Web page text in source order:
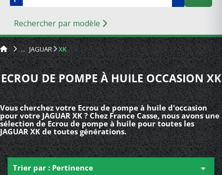
Rechercher par modèle
JAGUAR XK
ECROU DE POMPE À HUILE OCCASION XK
Vous cherchez votre Ecrou de pompe à huile d'occasion
pour votre JAGUAR XK ? Chez France Casse, nous avons une
sélection de Ecrou de pompe à huile pour toutes les
JAGUAR XK de toutes générations.
Trier par : Pertinence 